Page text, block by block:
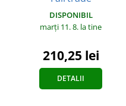
DISPONIBIL
marți 11. 8. la tine
210,25 lei
DETALII